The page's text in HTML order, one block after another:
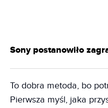
Sony postanowiło
To dobra metoda, bo
Pierwsza myśl, jaka